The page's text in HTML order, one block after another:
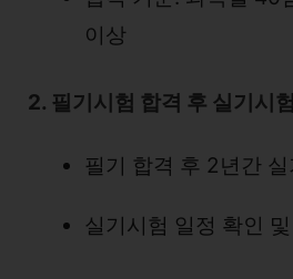
이상
2. 필기시험 합격 후 실기시
필기 합격 후 2년간
실기시험 일정 확인